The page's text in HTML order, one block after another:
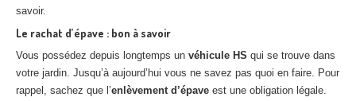
savoir.
Le rachat d’épave : bon à savoir
Vous possédez depuis longtemps un véhicule HS qui se trouve dans
votre jardin. Jusqu’à aujourd’hui vous ne savez pas quoi en faire. Pour
rappel, sachez que l’enlèvement d’épave est une obligation légale.